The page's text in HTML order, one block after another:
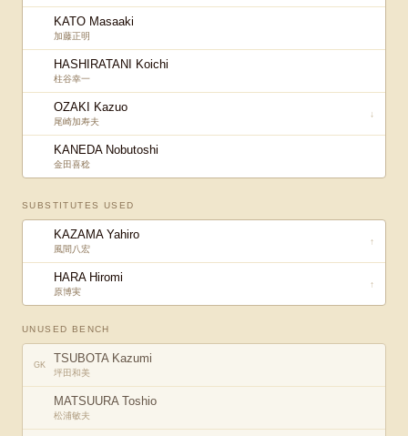
KATO Masaaki
加藤正明
HASHIRATANI Koichi
柱谷幸一
OZAKI Kazuo
尾崎加寿夫
↓
KANEDA Nobutoshi
金田喜稔
SUBSTITUTES USED
KAZAMA Yahiro
風間八宏
↑
HARA Hiromi
原博実
↑
UNUSED BENCH
GK TSUBOTA Kazumi
坪田和美
MATSUURA Toshio
松浦敏夫